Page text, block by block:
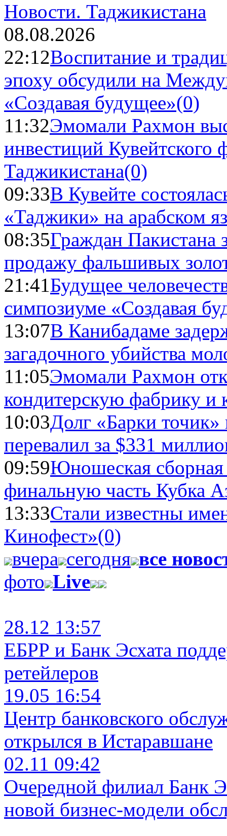
Новости. Таджикистана
08.08.2026
22:12Воспитание и
эпоху обсудили на
«Создавая будущее»(0)
11:32Эмомали Рахмон
инвестиций Кувейтского
Таджикистана(0)
09:33В Кувейте
«Таджики» на арабском
08:35Граждан Пакистана
продажу фальшивых
21:41Будущее
симпозиуме «Создавая
13:07В Канибадаме
загадочного убийства
11:05Эмомали Рахмон
кондитерскую фабрику и
10:03Долг «Барки
перевалил за $331
09:59Юношеская
финальную часть Кубка
13:33Стали известны
Кинофест»(0)
вчера сегодня все
фото Live
28.12 13:57
ЕБРР и Банк Эсхата
ретейлеров
19.05 16:54
Центр банковского
открылся в Истаравшане
02.11 09:42
Очередной филиал Банк
новой бизнес-модели